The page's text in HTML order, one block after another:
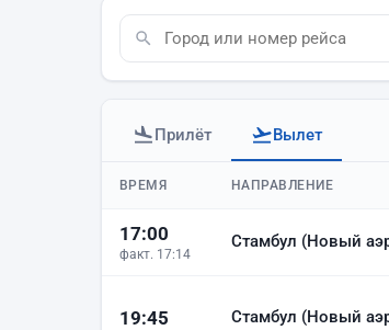
Прилёт Вылет
Вылеты аэропорта Баку
ВРЕМЯ НАПРАВЛЕНИЕ
17:00
факт. 17:14
Стамбул (Новый
19:45 Стамбул (Новый